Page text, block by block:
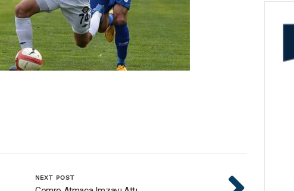
NEXT POST